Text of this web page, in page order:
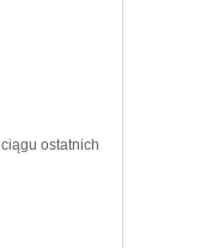
ostatnich